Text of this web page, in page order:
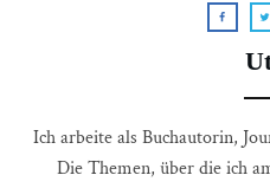
Ich arbeite als Buchautorin,
Die Themen, über die ich